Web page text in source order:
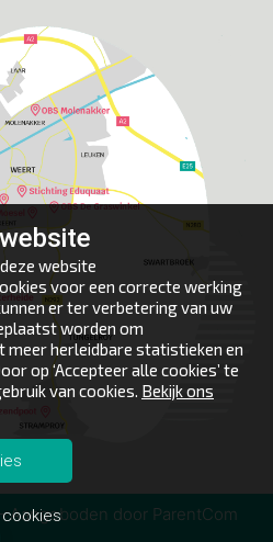
Aangeboden door ParentCom
website
voor een correcte werking
er ter verbetering van uw
worden om
meer herleidbare statistieken en
op ‘Accepteer alle cookies’ te
van cookies. Bekijk ons